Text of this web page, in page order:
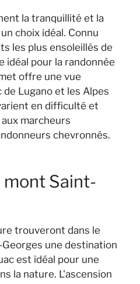
la tranquillité et la
choix idéal. Connu
les plus ensoleillés de
idéal pour la randonnée
offre une vue
Lugano et les Alpes
en difficulté et
marcheurs
chevronnés.
mont Saint-
trouveront dans le
une destination
est idéal pour une
la nature. L'ascension